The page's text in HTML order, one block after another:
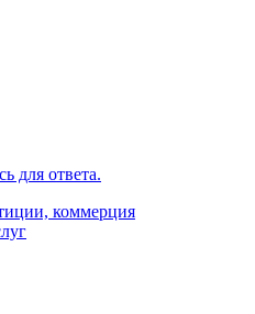
для ответа.
коммерция